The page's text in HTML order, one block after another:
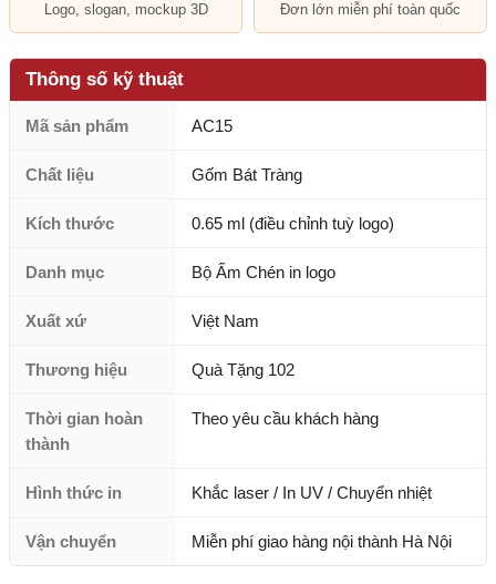
Logo, slogan, mockup 3D Đơn lớn miễn phí toàn quốc
Thông số kỹ thuật
Mã sản phẩm AC15
Chất liệu Gốm Bát Tràng
Kích thước 0.65 ml (điều chỉnh tuỳ logo)
Danh mục Bộ Ấm Chén in logo
Xuất xứ Việt Nam
Thương hiệu Quà Tặng 102
Thời gian hoàn
thành
Theo yêu cầu khách hàng
Hình thức in Khắc laser / In UV / Chuyển nhiệt
Vận chuyển Miễn phí giao hàng nội thành Hà Nội